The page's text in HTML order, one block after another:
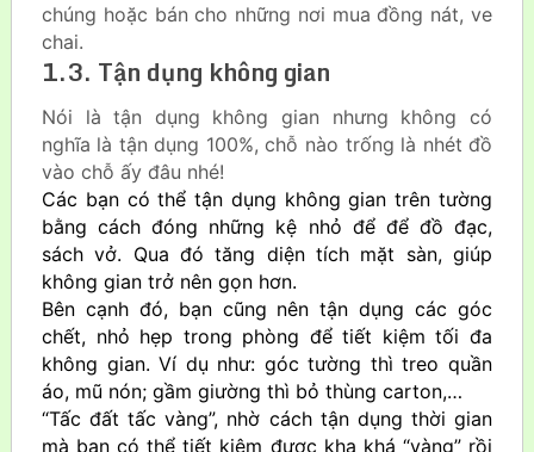
chúng hoặc bán cho những nơi mua đồng nát, ve
chai.
1.3. Tận dụng không gian
Nói là tận dụng không gian nhưng không có
nghĩa là tận dụng 100%, chỗ nào trống là nhét đồ
vào chỗ ấy đâu nhé!
Các bạn có thể tận dụng không gian trên tường
bằng cách đóng những kệ nhỏ để để đồ đạc,
sách vở. Qua đó tăng diện tích mặt sàn, giúp
không gian trở nên gọn hơn.
Bên cạnh đó, bạn cũng nên tận dụng các góc
chết, nhỏ hẹp trong phòng để tiết kiệm tối đa
không gian. Ví dụ như: góc tường thì treo quần
áo, mũ nón; gầm giường thì bỏ thùng carton,…
“Tấc đất tấc vàng”, nhờ cách tận dụng thời gian
mà bạn có thể tiết kiệm được kha khá “vàng” rồi